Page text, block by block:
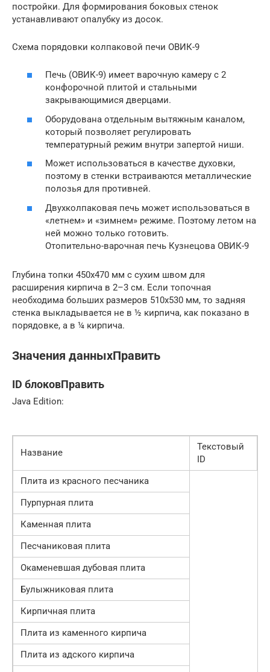
постройки. Для формирования боковых стенок
устанавливают опалубку из досок.
Схема порядовки колпаковой печи ОВИК-9
Печь (ОВИК-9) имеет варочную камеру с 2
конфорочной плитой и стальными
закрывающимися дверцами.
Оборудована отдельным вытяжным каналом,
который позволяет регулировать
температурный режим внутри запертой ниши.
Может использоваться в качестве духовки,
поэтому в стенки встраиваются металлические
полозья для противней.
Двухколпаковая печь может использоваться в
«летнем» и «зимнем» режиме. Поэтому летом на
ней можно только готовить.
Отопительно-варочная печь Кузнецова ОВИК-9
Глубина топки 450х470 мм с сухим швом для
расширения кирпича в 2–3 см. Если топочная
необходима больших размеров 510х530 мм, то задняя
стенка выкладывается не в ½ кирпича, как показано в
порядовке, а в ¼ кирпича.
Значения данныхПравить
ID блоковПравить
Java Edition:
Название
Текстовый
ID
Плита из красного песчаника
Пурпурная плита
Каменная плита
Песчаниковая плита
Окаменевшая дубовая плита
Булыжниковая плита
Кирпичная плита
Плита из каменного кирпича
Плита из адского кирпича